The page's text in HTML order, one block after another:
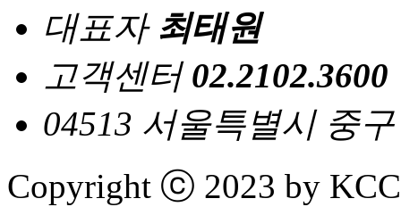
대표자 최태원
고객센터 02.2102.3600
04513 서울특별시 중
Copyright ⓒ 2023 by